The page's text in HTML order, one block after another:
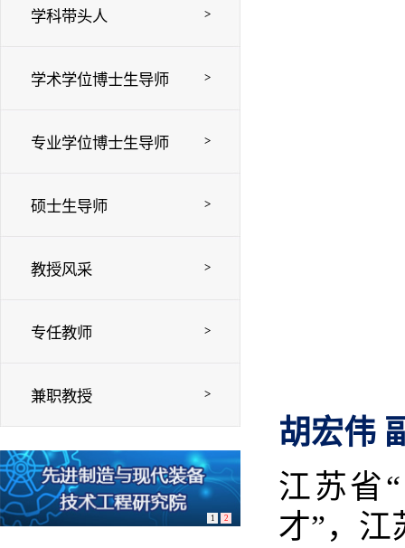
学科带头人 >
学术学位博士生导师 >
专业学位博士生导师 >
硕士生导师 >
教授风采 >
专任教师 >
兼职教授 >
1 2
胡宏伟
江苏省“
才” ，江